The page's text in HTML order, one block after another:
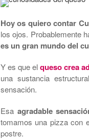
Hoy os quiero contar
los ojos. Probablemente
es un gran mundo del
Y es que elqueso crea
una sustancia
sensación.
Esa agradable
tomamos una pizza con
postre.